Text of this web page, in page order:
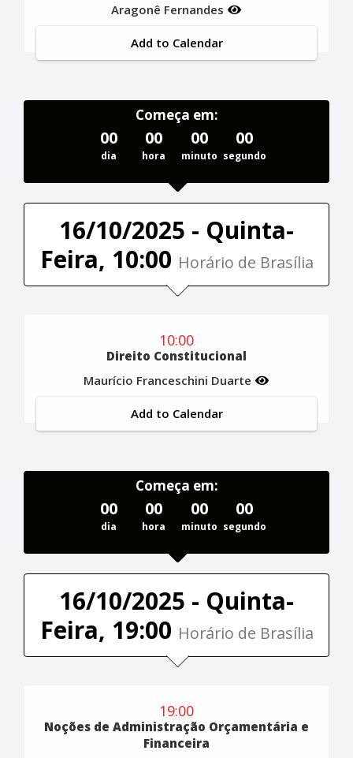
Aragonê Fernandes
Add to Calendar
Começa em:
00
dia
00
hora
00
minuto
00
segundo
16/10/2025 - Quinta-
Feira, 10:00 Horário de Brasília
10:00
Direito Constitucional
Maurício Franceschini Duarte
Add to Calendar
Começa em:
00
dia
00
hora
00
minuto
00
segundo
16/10/2025 - Quinta-
Feira, 19:00 Horário de Brasília
19:00
Noções de Administração Orçamentária e
Financeira